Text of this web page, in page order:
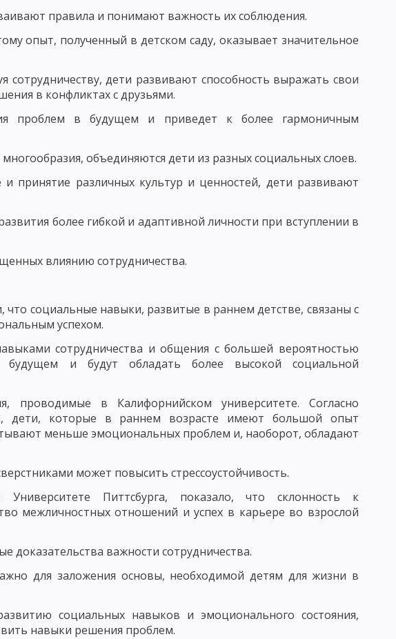
УПРАВЛЯТЬ
ПЕДАГОГИЧЕСКОЕ ОБЩЕНИЕ
И СВОЙСТВА ТВОРЧЕСКОГО МЫШЛЕНИЯ
ДИДАКТИКИ
НАЦИОНАЛЬНОЙ СИСТЕМЫ ОБРАЗОВАНИЯ И ЗАДАЧИ ДИДАКТИКИ
ПРОЦЕССА
СОСТАВЛЯЮЩАЯ УЧЕБНОГО ПРОЦЕССА
ДИДАКТИЧЕСКИЕ СИСТЕМЫ И.Ф. ГЕРБАРТА И ДЖ. ДЬЮИ
УМСТВЕННЫХ ДЕЙСТВИЙ ПРОБЛЕМНОЕ ОБУЧЕНИЕ
ТЕХНОЛОГИЯ ОБУЧЕНИЯ ПЕДАГОГИКА СОТРУДНИЧЕСТВА
ДИДАКТИЧЕСКОГО ПРОЦЕССА
правила и понимают важность их соблюдения.
опыт, полученный в детском саду, оказывает значительное
сотрудничеству, дети развивают способность выражать свои
в конфликтах с друзьями.
проблем в будущем и приведет к более гармоничным
объединяются дети из разных социальных слоев.
принятие различных культур и ценностей, дети развивают
более гибкой и адаптивной личности при вступлении в
влиянию сотрудничества.
что социальные навыки, развитые в раннем детстве, связаны с
успехом.
сотрудничества и общения с большей вероятностью
и будут обладать более высокой социальной
проводимые в Калифорнийском университете. Согласно
дети, которые в раннем возрасте имеют большой опыт
меньше эмоциональных проблем и, наоборот, обладают
может повысить стрессоустойчивость.
Университете Питтсбурга, показало, что склонность к
межличностных отношений и успех в карьере во взрослой
доказательства важности сотрудничества.
для заложения основы, необходимой детям для жизни в
социальных навыков и эмоционального состояния,
навыки решения проблем.